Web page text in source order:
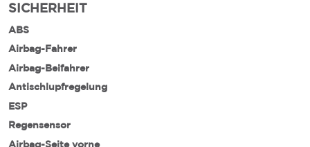
SICHERHEIT
ABS
Airbag-Fahrer
Airbag-Beifahrer
Antischlupfregelung
ESP
Regensensor
Airbag-Seite vorne